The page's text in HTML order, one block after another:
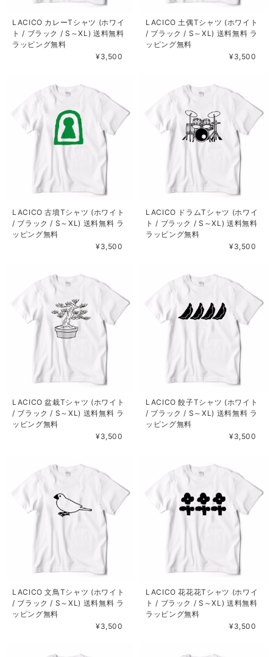
LACICO カレーTシャツ (ホワイ
ト / ブラック / S～XL) 送料無料
ラッピング無料
¥3,500
LACICO 土偶Tシャツ (ホワイト
/ ブラック / S～XL) 送料無料 ラ
ッピング無料
¥3,500
LACICO 古墳Tシャツ (ホワイト
/ ブラック / S～XL) 送料無料 ラ
ッピング無料
¥3,500
LACICO ドラムTシャツ (ホワイ
ト / ブラック / S～XL) 送料無料
ラッピング無料
¥3,500
LACICO 盆栽Tシャツ (ホワイト
/ ブラック / S～XL) 送料無料 ラ
ッピング無料
¥3,500
LACICO 餃子Tシャツ (ホワイト
/ ブラック / S～XL) 送料無料 ラ
ッピング無料
¥3,500
LACICO 文鳥Tシャツ (ホワイト
/ ブラック / S～XL) 送料無料 ラ
ッピング無料
¥3,500
LACICO 花花花Tシャツ (ホワイ
ト / ブラック / S～XL) 送料無料
ラッピング無料
¥3,500